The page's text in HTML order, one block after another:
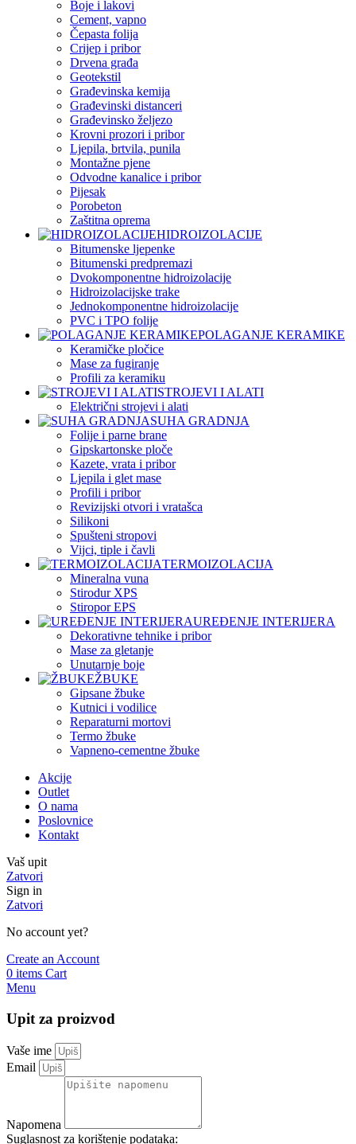
Boje i lakovi
Cement, vapno
Čepasta folija
Crijep i pribor
Drvena građa
Geotekstil
Građevinska kemija
Građevinski distanceri
Građevinsko željezo
Krovni prozori i pribor
Ljepila, brtvila, punila
Montažne pjene
Odvodne kanalice i pribor
Pijesak
Porobeton
Zaštitna oprema
HIDROIZOLACIJE
Bitumenske ljepenke
Bitumenski predpremazi
Dvokomponentne hidroizolacije
Hidroizolacijske trake
Jednokomponentne hidroizolacije
PVC i TPO folije
POLAGANJE KERAMIKE
Keramičke pločice
Mase za fugiranje
Profili za keramiku
STROJEVI I ALATI
Električni strojevi i alati
SUHA GRADNJA
Folije i parne brane
Gipskartonske ploče
Kazete, vrata i pribor
Ljepila i glet mase
Profili i pribor
Revizijski otvori i vratašca
Silikoni
Spušteni stropovi
Vijci, tiple i čavli
TERMOIZOLACIJA
Mineralna vuna
Stirodur XPS
Stiropor EPS
UREĐENJE INTERIJERA
Dekorativne tehnike i pribor
Mase za gletanje
Unutarnje boje
ŽBUKE
Gipsane žbuke
Kutnici i vodilice
Reparaturni mortovi
Termo žbuke
Vapneno-cementne žbuke
Akcije
Outlet
O nama
Poslovnice
Kontakt
Vaš upit
Zatvori
Sign in
Zatvori
No account yet?
Create an Account
0 items Cart
Menu
Upit za proizvod
Vaše ime
Email
Napomena
Suglasnost za korištenje podataka: